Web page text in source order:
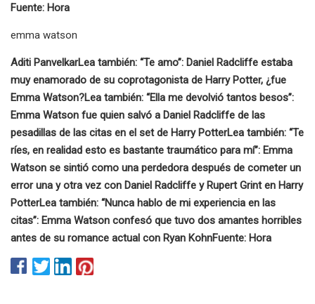
Fuente: Hora
emma watson
Aditi PanvelkarLea también: “Te amo”: Daniel Radcliffe estaba
muy enamorado de su coprotagonista de Harry Potter, ¿fue
Emma Watson?Lea también: “Ella me devolvió tantos besos”:
Emma Watson fue quien salvó a Daniel Radcliffe de las
pesadillas de las citas en el set de Harry PotterLea también: “Te
ríes, en realidad esto es bastante traumático para mí”: Emma
Watson se sintió como una perdedora después de cometer un
error una y otra vez con Daniel Radcliffe y Rupert Grint en Harry
PotterLea también: “Nunca hablo de mi experiencia en las
citas”: Emma Watson confesó que tuvo dos amantes horribles
antes de su romance actual con Ryan KohnFuente: Hora